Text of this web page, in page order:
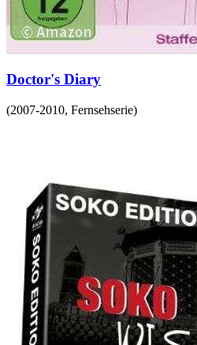
Doctor's Diary
(2007-2010, Fernsehserie)